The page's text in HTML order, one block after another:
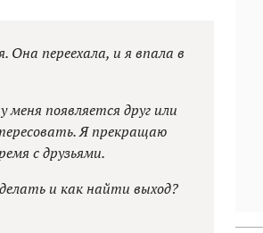
Она переехала, и я впала в
меня появляется друг или
Я прекращаю
с друзьями.
и как найти выход?